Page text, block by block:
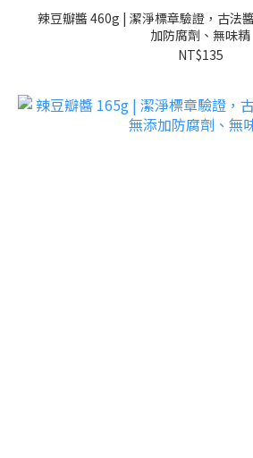
辣豆瓣醬 460g | 潔淨標章驗證，古法
加防腐劑、無味精
NT$135